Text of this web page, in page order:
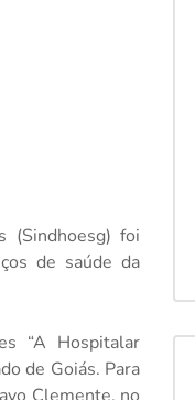
(Sindhoesg) foi
de saúde da
“A Hospitalar
de Goiás. Para